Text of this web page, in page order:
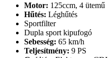
Motor: 125ccm, 4 ütemű
Hűtés: Léghűtés
Sportfilter
Dupla sport kipufogó
Sebesség: 65 km/h
Teljesítmény: 9 PS